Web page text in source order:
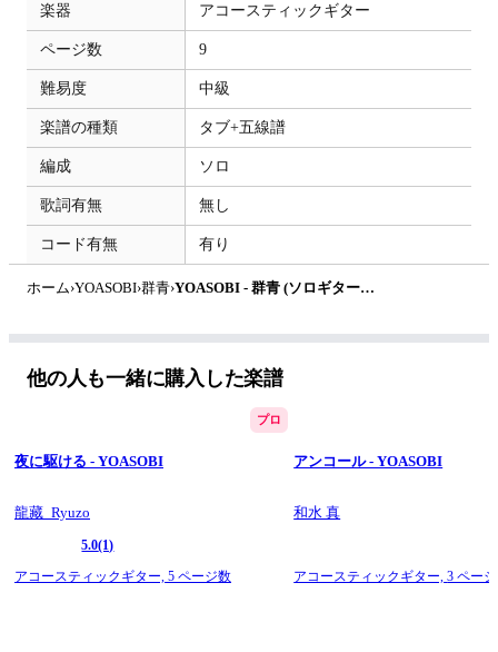
楽器 アコースティックギター
ページ数 9
難易度 中級
楽譜の種類 タブ+五線譜
編成 ソロ
歌詞有無 無し
コード有無 有り
ホーム›YOASOBI›群青› YOASOBI - 群青 (ソロギター) by Steve Hansen
他の人も一緒に購入した楽譜
プロ
夜に駆ける - YOASOBI
龍藏_Ryuzo
5.0(1)
アコースティックギター, 5 ページ数
アンコール - YOASOBI
和水 真
アコースティックギター,3 ペー